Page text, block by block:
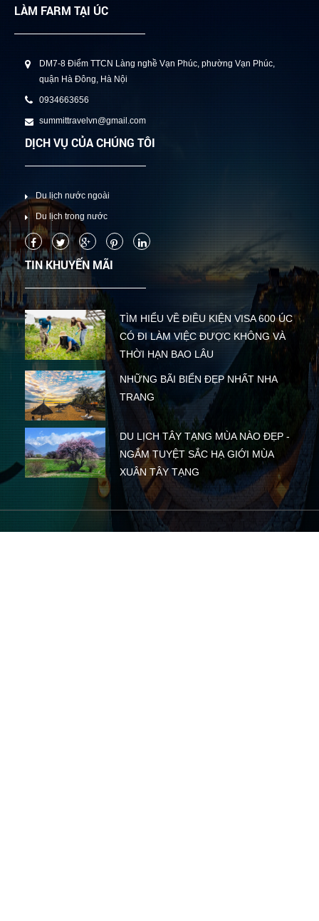
LÀM FARM TẠI ÚC
DM7-8 Điểm TTCN Làng nghề Vạn Phúc, phường Vạn Phúc,
quận Hà Đông, Hà Nội
0934663656
summittravelvn@gmail.com
DỊCH VỤ CỦA CHÚNG TÔI
Du lịch nước ngoài
Du lịch trong nước
TIN KHUYẾN MÃI
TÌM HIỂU VỀ ĐIỀU KIỆN VISA 600 ÚC
CÓ ĐI LÀM VIỆC ĐƯỢC KHÔNG VÀ
THỜI HẠN BAO LÂU
NHỮNG BÃI BIỂN ĐẸP NHẤT NHA
TRANG
DU LỊCH TÂY TẠNG MÙA NÀO ĐẸP -
NGẮM TUYỆT SẮC HẠ GIỚI MÙA
XUÂN TÂY TẠNG